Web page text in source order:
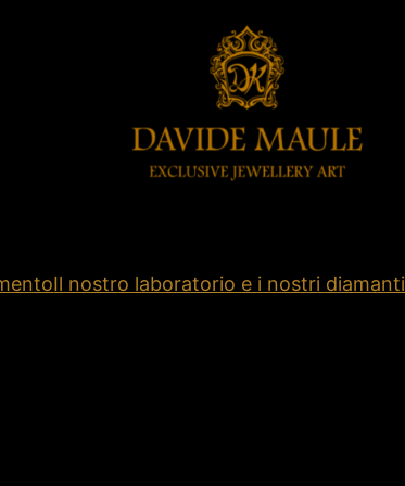
Il nostro laboratorio e i nostri diamanti